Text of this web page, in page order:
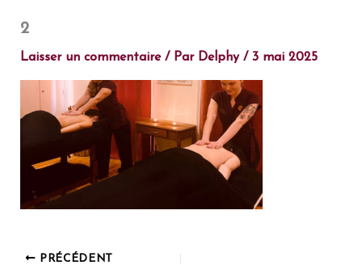
2
Laisser un commentaire / Par Delphy / 3 mai 2025
PRÉCÉDENT